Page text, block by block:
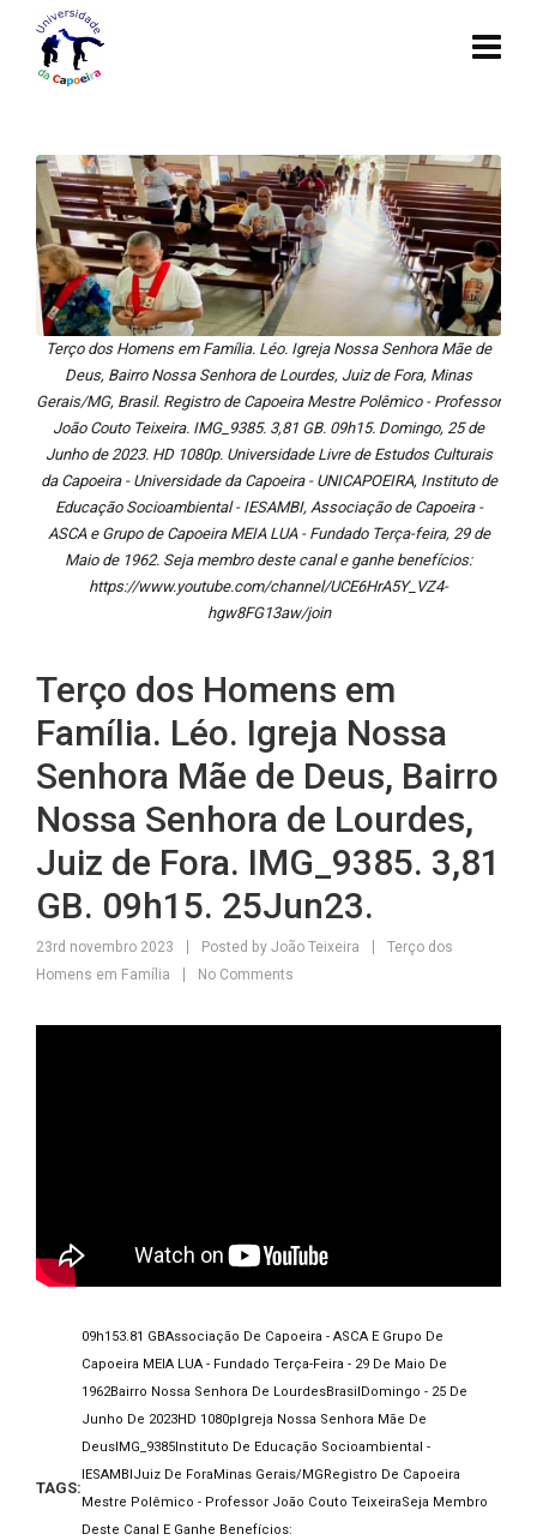
Terço dos Homens em Família. Léo. Igreja Nossa Senhora Mãe de
Deus, Bairro Nossa Senhora de Lourdes, Juiz de Fora, Minas
Gerais/MG, Brasil. Registro de Capoeira Mestre Polêmico - Professor
João Couto Teixeira. IMG_9385. 3,81 GB. 09h15. Domingo, 25 de
Junho de 2023. HD 1080p. Universidade Livre de Estudos Culturais
da Capoeira - Universidade da Capoeira - UNICAPOEIRA, Instituto de
Educação Socioambiental - IESAMBI, Associação de Capoeira -
ASCA e Grupo de Capoeira MEIA LUA - Fundado Terça-feira, 29 de
Maio de 1962. Seja membro deste canal e ganhe benefícios:
https://www.youtube.com/channel/UCE6HrA5Y_VZ4-
hgw8FG13aw/join
Terço dos Homens em
Família. Léo. Igreja Nossa
Senhora Mãe de Deus, Bairro
Nossa Senhora de Lourdes,
Juiz de Fora. IMG_9385. 3,81
GB. 09h15. 25Jun23.
23rd novembro 2023 Posted by João Teixeira
Terço dos
Homens em Família
No Comments
TAGS:
09h153.81 GBAssociação De Capoeira - ASCA E Grupo De
Capoeira MEIA LUA - Fundado Terça-Feira - 29 De Maio De
1962Bairro Nossa Senhora De LourdesBrasil Domingo - 25 De
Junho De 2023HD 1080p Igreja Nossa Senhora Mãe De
Deus IMG_9385 Instituto De Educação Socioambiental -
IESAMBI Juiz De Fora Minas Gerais/MG Registro De Capoeira
Mestre Polêmico - Professor João Couto TeixeiraSeja Membro
Deste Canal E Ganhe Benefícios: